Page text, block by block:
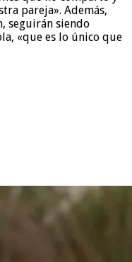
pareja». Además,
seguirán siendo
«que es lo único que